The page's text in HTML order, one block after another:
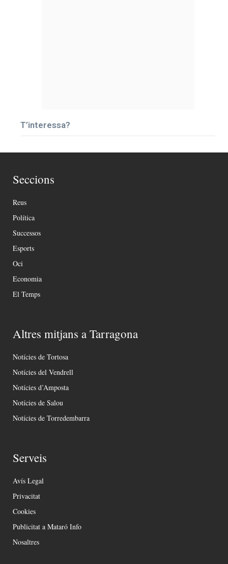
T’interessa?
Seccions
Reus
Política
Successos
Esports
Oci
Economia
El Temps
Altres mitjans a Tarragona
Notícies de Tortosa
Notícies del Vendrell
Notícies d’Amposta
Notícies de Salou
Notícies de Torredembarra
Serveis
Avís Legal
Privacitat
Cookies
Publicitat a Mataró Info
Nosaltres